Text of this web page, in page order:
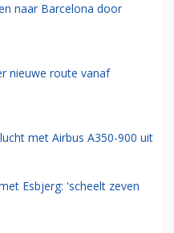
naar Barcelona door
nieuwe route vanaf
met Airbus A350-900 uit
Esbjerg: 'scheelt zeven